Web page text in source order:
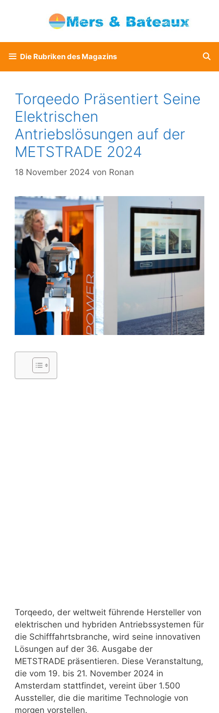
Die Rubriken des Magazins
Torqeedo Präsentiert Seine
Elektrischen
Antriebslösungen auf der
METSTRADE 2024
18 November 2024 von Ronan
Torqeedo, der weltweit führende Hersteller von
elektrischen und hybriden Antriebssystemen für
die Schifffahrtsbranche, wird seine innovativen
Lösungen auf der 36. Ausgabe der
METSTRADE präsentieren. Diese Veranstaltung,
die vom 19. bis 21. November 2024 in
Amsterdam stattfindet, vereint über 1.500
Aussteller, die die maritime Technologie von
morgen vorstellen.